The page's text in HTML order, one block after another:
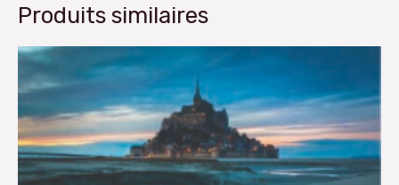
Produits similaires